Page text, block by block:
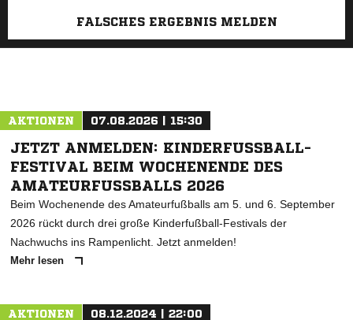
FALSCHES ERGEBNIS MELDEN
AKTIONEN 07.08.2026 | 15:30
JETZT ANMELDEN: KINDERFUSSBALL-F
ESTIVAL BEIM WOCHENENDE DES A
MATEURFUSSBALLS 2026
Beim Wochenende des Amateurfußballs am 5. und 6. September
2026 rückt durch drei große Kinderfußball-Festivals der
Nachwuchs ins Rampenlicht. Jetzt anmelden!
Mehr lesen
AKTIONEN 08.12.2024 | 22:00